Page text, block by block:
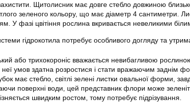
Щитолисник має довге стебло довжиною
зеленого кольору, що має діаметр 4 сантиметри.
У фазі цвітіння рослина вкривається невеликими
гідрокотила потребує особливого догляду та
або трихокороніс вважається невибагливою
умов здатна розростися і стати вражаючим заднім
має стебло, світлі зелені листки овальної форми,
поверхні води, цей представник флори може
швидким ростом, тому потребує підрізування.